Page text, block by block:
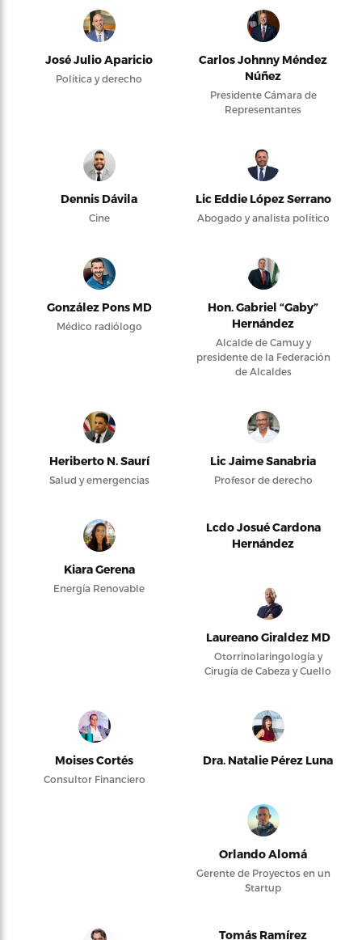
José Julio Aparicio
Política y derecho
Carlos Johnny Méndez
Núñez
Presidente Cámara de
Representantes
Dennis Dávila
Cine
Lic Eddie López Serrano
Abogado y analista político
González Pons MD
Médico radiólogo
Hon. Gabriel “Gaby”
Hernández
Alcalde de Camuy y
presidente de la Federación
de Alcaldes
Heriberto N. Saurí
Salud y emergencias
Lic Jaime Sanabria
Profesor de derecho
Kiara Gerena
Energía Renovable
Lcdo Josué Cardona
Hernández
Laureano Giraldez MD
Otorrinolaringología y
Cirugía de Cabeza y Cuello
Moises Cortés
Consultor Financiero
Dra. Natalie Pérez Luna
Orlando Alomá
Gerente de Proyectos en un
Startup
Tomás Ramírez